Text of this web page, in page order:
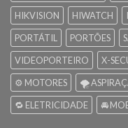
HIKVISION
HIWATCH
PORTÁTIL
PORTÕES
VIDEOPORTEIRO
X-
⚙️ MOTORES
🌪️
🔁 ELETRICIDADE
🚘